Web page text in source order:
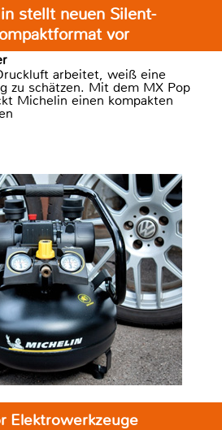
stellt neuen Silent-
vor
arbeitet, weiß eine
zu schätzen. Mit dem MX Pop
Michelin einen kompakten
Elektrowerkzeuge